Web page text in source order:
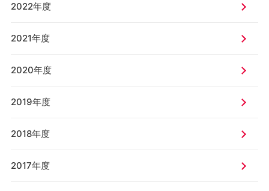
2022年度
2021年度
2020年度
2019年度
2018年度
2017年度